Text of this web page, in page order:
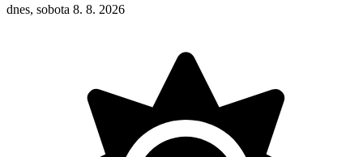
dnes, sobota 8. 8. 2026